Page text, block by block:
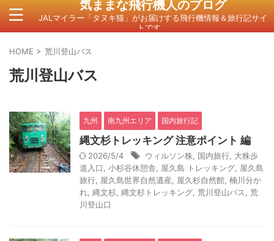
気ままな飛行機人のプログ
JALマイラー「タヌキ猫」がお届けする飛行機情報＆旅行記サイ
トです。
HOME > 荒川登山バス
荒川登山バス
九州 南九州エリア 国内旅行記
縄文杉トレッキング 注意ポイント 編
2026/5/4 ウィルソン株 国内旅行 大株歩
道入口
小杉谷休憩舎 屋久島 トレッキング 屋久島
旅行 屋久島世界自然遺産 屋久杉自然館 楠川分か
れ 縄文杉 縄文杉トレッキング 荒川登山バス
荒
川登山口